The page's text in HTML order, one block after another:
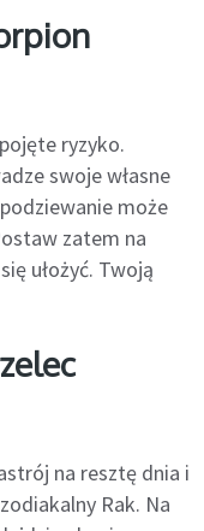
ryzyko.
swoje własne
może
zatem na
ułożyć. Twoją
na resztę dnia i
Rak. Na